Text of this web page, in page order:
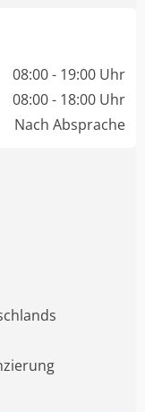
08:00 - 19:00 Uhr
08:00 - 18:00 Uhr
Nach Absprache